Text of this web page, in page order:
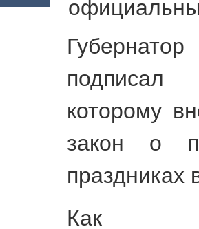
которому
закон о
праздниках
Как